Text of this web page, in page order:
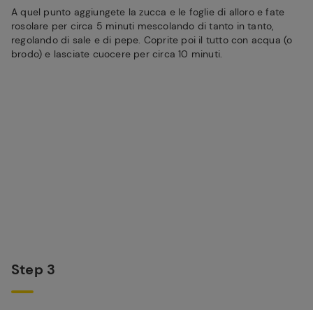
A quel punto aggiungete la zucca e le foglie di alloro e fate
rosolare per circa 5 minuti mescolando di tanto in tanto,
regolando di sale e di pepe. Coprite poi il tutto con acqua (o
brodo) e lasciate cuocere per circa 10 minuti.
Step 3